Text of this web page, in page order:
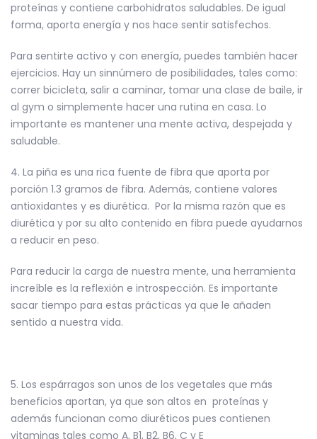
proteínas y contiene carbohidratos saludables. De igual
forma, aporta energía y nos hace sentir satisfechos.
Para sentirte activo y con energía, puedes también hacer
ejercicios. Hay un sinnúmero de posibilidades, tales como:
correr bicicleta, salir a caminar, tomar una clase de baile, ir
al gym o simplemente hacer una rutina en casa. Lo
importante es mantener una mente activa, despejada y
saludable.
4. La piña es una rica fuente de fibra que aporta por
porción 1.3 gramos de fibra. Además, contiene valores
antioxidantes y es diurética. Por la misma razón que es
diurética y por su alto contenido en fibra puede ayudarnos
a reducir en peso.
Para reducir la carga de nuestra mente, una herramienta
increíble es la reflexión e introspección. Es importante
sacar tiempo para estas prácticas ya que le añaden
sentido a nuestra vida.
5. Los espárragos son unos de los vegetales que más
beneficios aportan, ya que son altos en proteínas y
además funcionan como diuréticos pues contienen
vitaminas tales como A, B1, B2, B6, C y E